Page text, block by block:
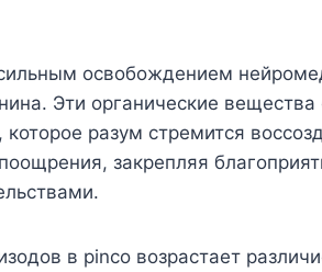
освобождением
Эти органические
разум стремится
закрепляя
в pinco возрастает